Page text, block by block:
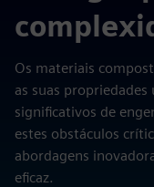
Os materiais
as suas
significativos de
estes obstáculos
abordagens
eficaz.